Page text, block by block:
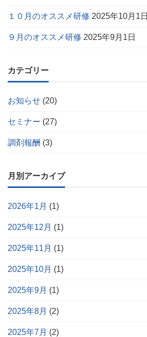
１０月のオススメ研修 2025年10月1日
９月のオススメ研修 2025年9月1日
カテゴリー
お知らせ (20)
セミナー (27)
調剤報酬 (3)
月別アーカイブ
2026年1月 (1)
2025年12月 (1)
2025年11月 (1)
2025年10月 (1)
2025年9月 (1)
2025年8月 (2)
2025年7月 (2)